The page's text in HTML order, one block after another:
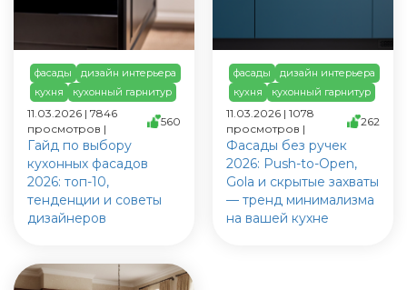
фасады
дизайн интерьера
кухня
кухонный гарнитур
11.03.2026 | 7846
просмотров |
560
Гайд по выбору
кухонных фасадов
2026: топ-10,
тенденции и советы
дизайнеров
фасады
дизайн интерьера
кухня
кухонный гарнитур
11.03.2026 | 1078
просмотров |
262
Фасады без ручек
2026: Push-to-Open,
Gola и скрытые захваты
— тренд минимализма
на вашей кухне